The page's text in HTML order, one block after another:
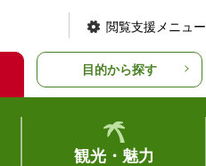
閲覧支援メニュー
目的から探す
観光・魅力